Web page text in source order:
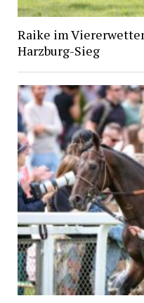
Raike im
Harzburg-Sieg